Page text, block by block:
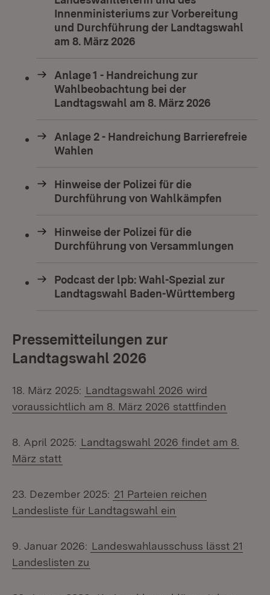
Innenministeriums zur Vorbereitung
und Durchführung der Landtagswahl
am 8. März 2026
Anlage 1 - Handreichung zur
Wahlbeobachtung bei der
Landtagswahl am 8. März 2026
Anlage 2 - Handreichung Barrierefreie
Wahlen
Hinweise der Polizei für die
Durchführung von Wahlkämpfen
Hinweise der Polizei für die
Durchführung von Versammlungen
Podcast der lpb: Wahl-Spezial zur
Landtagswahl Baden-Württemberg
Pressemitteilungen zur
Landtagswahl 2026
18. März 2025: Landtagswahl 2026 wird
voraussichtlich am 8. März 2026 stattfinden
8. April 2025: Landtagswahl 2026 findet am 8.
März statt
23. Dezember 2025: 21 Parteien reichen
Landesliste für Landtagswahl ein
9. Januar 2026: Landeswahlausschuss lässt 21
Landeslisten zu